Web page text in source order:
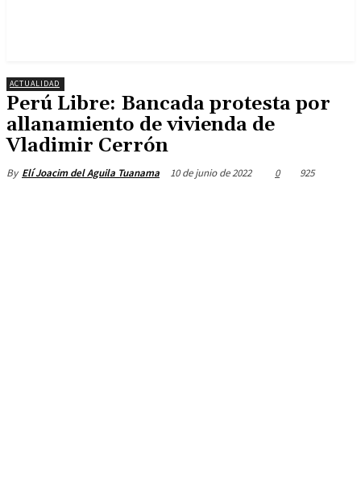
ACTUALIDAD
Perú Libre: Bancada protesta por
allanamiento de vivienda de
Vladimir Cerrón
By Elí Joacim del Aguila Tuanama 10 de junio de 2022 0 925